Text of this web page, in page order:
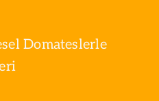
Domateslerle